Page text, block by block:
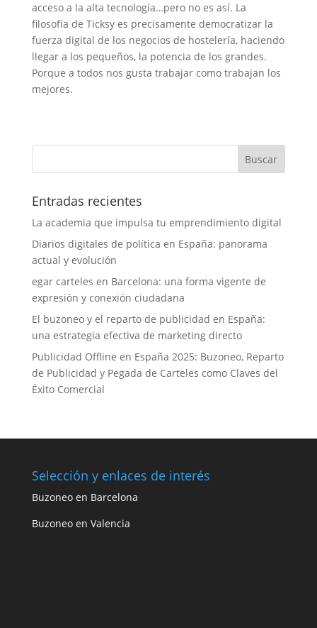
acceso a la alta tecnología…pero no es así. La
filosofía de Ticksy es precisamente democratizar la
fuerza digital de los negocios de hostelería, haciendo
llegar a los pequeños, la potencia de los grandes.
Porque a todos nos gusta trabajar como trabajan los
mejores.
Entradas recientes
La academia que impulsa tu emprendimiento digital
Diarios digitales de política en España: panorama
actual y evolución
egar carteles en Barcelona: una forma vigente de
expresión y conexión ciudadana
El buzoneo y el reparto de publicidad en España:
una estrategia efectiva de marketing directo
Publicidad Offline en España 2025: Buzoneo, Reparto
de Publicidad y Pegada de Carteles como Claves del
Éxito Comercial
Selección y enlaces de interés
Buzoneo en Barcelona
Buzoneo en Valencia